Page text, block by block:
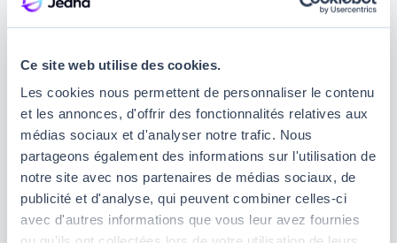
Ce site web utilise des cookies.
Les cookies nous permettent de personnaliser le contenu
et les annonces, d'offrir des fonctionnalités relatives aux
médias sociaux et d'analyser notre trafic. Nous
partageons également des informations sur l'utilisation de
notre site avec nos partenaires de médias sociaux, de
publicité et d'analyse, qui peuvent combiner celles-ci
avec d'autres informations que vous leur avez fournies
Quel est le montant du FIF PL ?
Le FIF PL limite le financement accordéà un
plafond de 750 €, et celui-ci est effectuépar
remboursement.Après avoir engagé les frais de
formation, vous pouvez vous attendre à un
remboursement de la part du FIF PL entre 2 et 6
mois suivant la fin de la formation.